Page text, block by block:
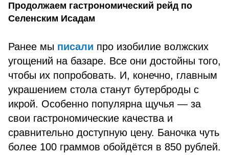
Продолжаем гастрономический рейд по
Селенским Исадам
Ранее мы писали про изобилие волжских
угощений на базаре. Все они достойны того,
чтобы их попробовать. И, конечно, главным
украшением стола станут бутерброды с
икрой. Особенно популярна щучья — за
свои гастрономические качества и
сравнительно доступную цену. Баночка чуть
более 100 граммов обойдётся в 850 рублей.